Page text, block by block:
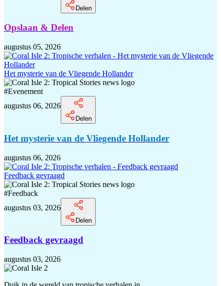
Delen
Opslaan & Delen
augustus 05, 2026
Het mysterie van de Vliegende Hollander
#Evenement
augustus 06, 2026
Delen
Het mysterie van de Vliegende Hollander
augustus 06, 2026
Feedback gevraagd
#Feedback
augustus 03, 2026
Delen
Feedback gevraagd
augustus 03, 2026